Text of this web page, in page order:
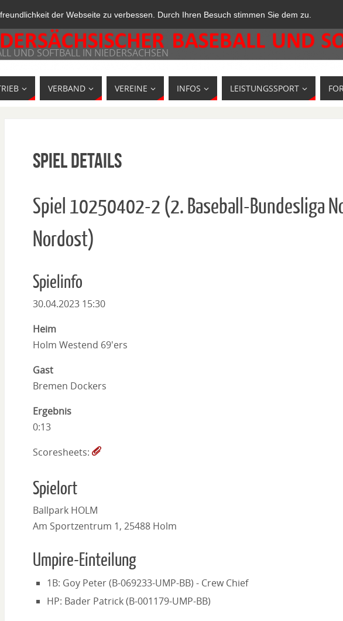
der Webseite zu verbessen. Durch Ihren Besuch stimmen Sie dem zu.
UND SOFTBALL IN NIEDERSACHSEN
VERBAND VEREINE INFOS LEISTUNGSSPORT
Spiel Details
Spiel 10250402-2 (2. Baseball-Bundesliga
Nordost)
Spielinfo
30.04.2023 15:30
Heim
Holm Westend 69'ers
Gast
Bremen Dockers
Ergebnis
0:13
Scoresheets:
Spielort
Ballpark HOLM
Am Sportzentrum 1, 25488 Holm
Umpire-Einteilung
1B: Goy Peter (B-069233-UMP-BB) - Crew Chief
HP: Bader Patrick (B-001179-UMP-BB)